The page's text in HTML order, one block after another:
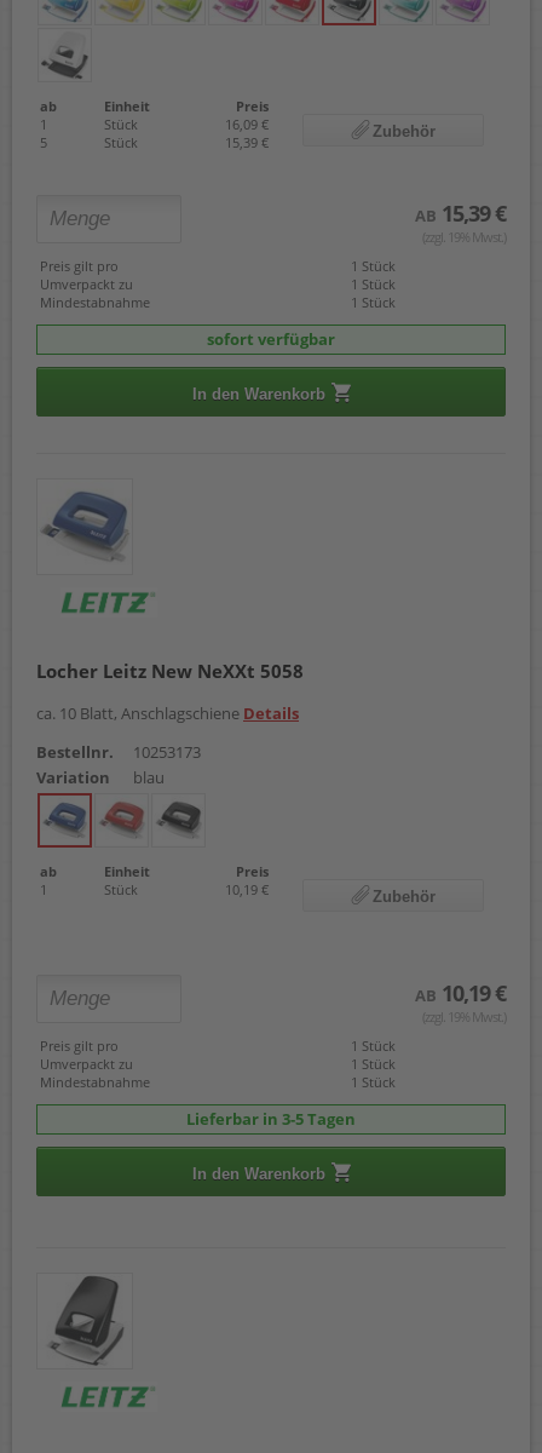
ab Einheit
Preis
1
Stück
16,09 €
5
Stück 15,39 €
Zubehör
AB 15,39 €
(zzgl. 19% Mwst.)
Preis gilt pro
1 Stück
Umverpackt zu
1 Stück
Mindestabnahme
1 Stück
sofort verfügbar
In den Warenkorb
Locher Leitz New NeXXt 5058
ca. 10 Blatt, Anschlagschiene Details
Bestellnr.
10253173
Variation
blau
ab Einheit
Preis
1
Stück 10,19 € Zubehör
AB 10,19 €
(zzgl. 19% Mwst.)
Preis gilt pro
1 Stück
Umverpackt zu
1 Stück
Mindestabnahme
1 Stück
Lieferbar in 3-5 Tagen
In den Warenkorb